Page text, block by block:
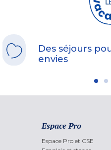
Des séjours
envies
Espace Pro
Espace Pro et CSE